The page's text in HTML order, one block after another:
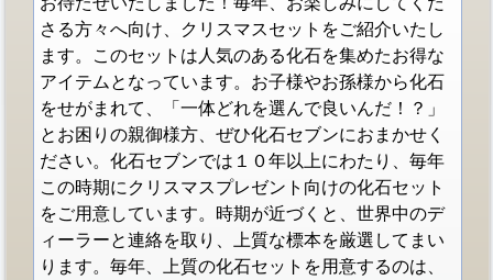
さる方々へ向け、クリスマスセットをご紹介いたし
ます。このセットは人気のある化石を集めたお得な
アイテムとなっています。お子様やお孫様から化石
をせがまれて、「一体どれを選んで良いんだ！？」
とお困りの親御様方、ぜひ化石セブンにおまかせく
ださい。化石セブンでは１０年以上にわたり、毎年
この時期にクリスマスプレゼント向けの化石セット
をご用意しています。時期が近づくと、世界中のデ
ィーラーと連絡を取り、上質な標本を厳選してまい
ります。毎年、上質の化石セットを用意するのは、